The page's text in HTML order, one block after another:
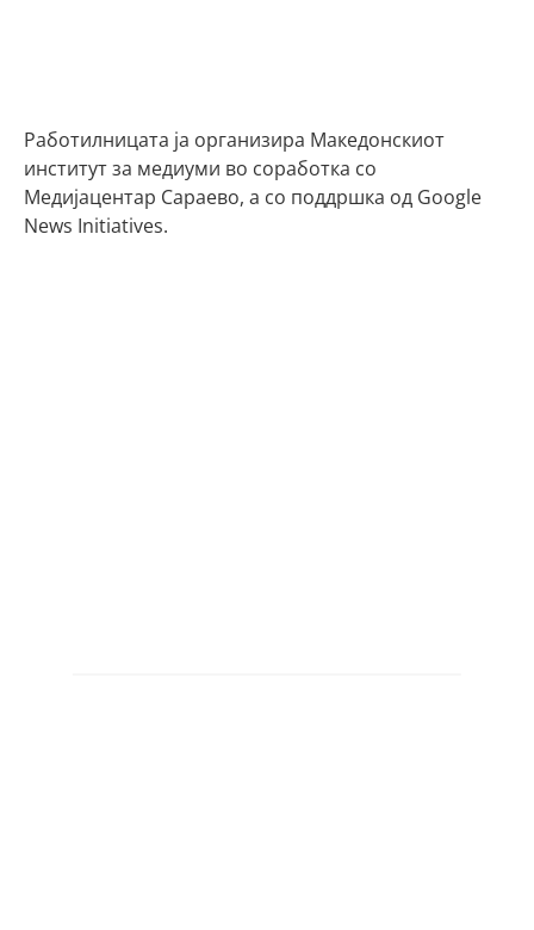
Работилницата ја организира Македонскиот
институт за медиуми во соработка со
Медијацентар Сараево, а со поддршка од Google
News Initiatives.